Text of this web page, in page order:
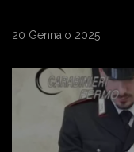
20 Gennaio 2025